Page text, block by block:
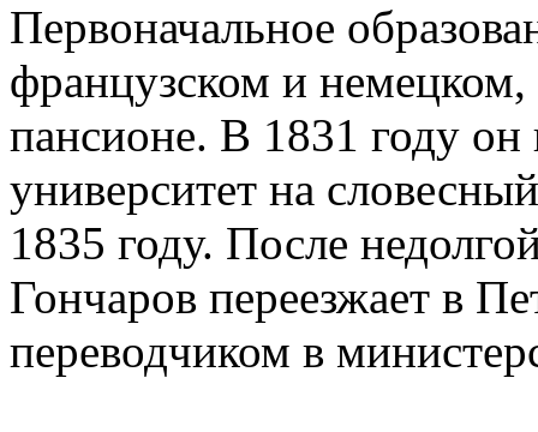
Первоначальное
французском и
пансионе. В 1831 году
университет на
1835 году. После
Гончаров переезжает в
переводчиком в